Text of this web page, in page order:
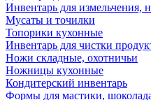
Инвентарь для измельчения,
Мусаты и точилки
Топорики кухонные
Инвентарь для чистки
Ножи складные, охотничьи
Ножницы кухонные
Кондитерский инвентарь
Формы для мастики,